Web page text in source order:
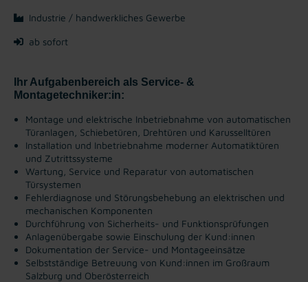
Industrie / handwerkliches Gewerbe
ab sofort
Ihr Aufgabenbereich als Service- &
Montagetechniker:in:
Montage und elektrische Inbetriebnahme von automatischen
Türanlagen, Schiebetüren, Drehtüren und Karusselltüren
Installation und Inbetriebnahme moderner Automatiktüren
und Zutrittssysteme
Wartung, Service und Reparatur von automatischen
Türsystemen
Fehlerdiagnose und Störungsbehebung an elektrischen und
mechanischen Komponenten
Durchführung von Sicherheits- und Funktionsprüfungen
Anlagenübergabe sowie Einschulung der Kund:innen
Dokumentation der Service- und Montageeinsätze
Selbstständige Betreuung von Kund:innen im Großraum
Salzburg und Oberösterreich